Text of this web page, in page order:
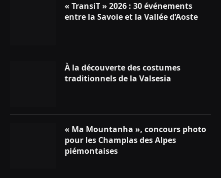
« TransiT » 2026 : 30 événements
entre la Savoie et la Vallée d’Aoste
À la découverte des costumes
traditionnels de la Valsesia
« Ma Mountanha », concours photo
pour les Champlas des Alpes
piémontaises